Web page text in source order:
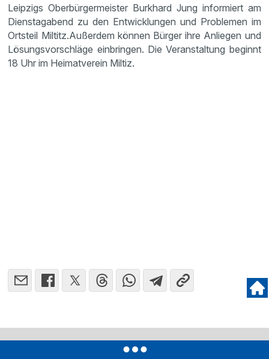
Leipzigs Oberbür­ger­meister Burkhard Jung infor­miert am
Diens­tag­abend zu den Entwick­lungen und Problemen im
Ortsteil Miltitz.Außerdem können Bürger ihre Anliegen und
Lösungs­vor­schläge einbringen. Die Veran­stal­tung beginnt
18 Uhr im Heimat­verein Miltiz.